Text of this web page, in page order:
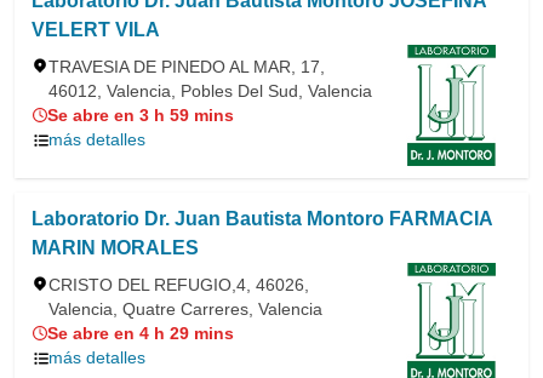
VELERT VILA
TRAVESIA DE PINEDO AL MAR, 17,
46012, Valencia, Pobles Del Sud, Valencia
Se abre en 3 h 59 mins
más detalles
Laboratorio Dr. Juan Bautista Montoro FARMACIA
MARIN MORALES
CRISTO DEL REFUGIO,4, 46026,
Valencia, Quatre Carreres, Valencia
Se abre en 4 h 29 mins
más detalles